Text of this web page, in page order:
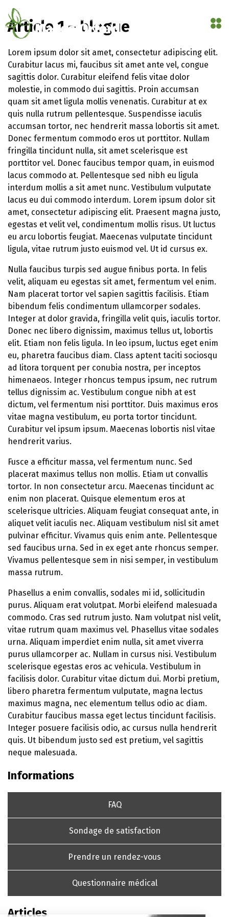
Article 1 – blogue
Lorem ipsum dolor sit amet, consectetur adipiscing elit.
Curabitur lacus mi, faucibus sit amet ante vel, congue
sagittis dolor. Curabitur eleifend felis vitae dolor
molestie, in commodo dui sagittis. Proin accumsan
quam sit amet ligula mollis venenatis. Curabitur at ex
quis nulla rutrum pellentesque. Suspendisse iaculis
accumsan tortor, nec hendrerit massa lobortis sit amet.
Donec fermentum commodo eros ut porttitor. Nullam
fringilla tincidunt nulla, sit amet scelerisque est
porttitor vel. Donec faucibus tempor quam, in euismod
lacus commodo at. Pellentesque sed nibh eu ligula
interdum mollis a sit amet nunc. Vestibulum vulputate
lacus eu dui commodo interdum. Lorem ipsum dolor sit
amet, consectetur adipiscing elit. Praesent magna justo,
egestas et velit vel, condimentum mollis risus. Ut luctus
eu arcu lobortis feugiat. Maecenas vulputate tincidunt
ligula, vitae rutrum justo euismod vel. Ut id cursus ex.
Nulla faucibus turpis sed augue finibus porta. In felis
velit, aliquam eu egestas sit amet, fermentum vel enim.
Nam placerat tortor vel sapien sagittis facilisis. Etiam
bibendum felis condimentum ullamcorper sodales.
Integer at dolor gravida, fringilla velit quis, iaculis tortor.
Donec nec libero dignissim, maximus tellus ut, lobortis
elit. Etiam non felis ligula. In leo ipsum, luctus eget enim
eu, pharetra faucibus diam. Class aptent taciti sociosqu
ad litora torquent per conubia nostra, per inceptos
himenaeos. Integer rhoncus tempus ipsum, nec rutrum
tellus dignissim ac. Vestibulum congue nibh at est
dictum, vel fermentum nisi porttitor. Duis maximus eros
vitae magna vestibulum, eu porta tortor tincidunt.
Curabitur vel ipsum ipsum. Maecenas lobortis nisl vitae
hendrerit varius.
Fusce a efficitur massa, vel fermentum nunc. Sed
placerat maximus tellus non mollis. Etiam ut convallis
tortor. In non consectetur arcu. Maecenas tincidunt ac
enim non placerat. Quisque elementum eros at
scelerisque ultricies. Aliquam feugiat consequat ante, in
aliquet velit iaculis nec. Aliquam vestibulum nisl sit amet
pulvinar efficitur. Vivamus quis enim ante. Pellentesque
sed faucibus urna. Sed in ex eget ante rhoncus semper.
Vivamus pellentesque sem in nisi semper, in vestibulum
massa rutrum.
Phasellus a enim convallis, sodales mi id, sollicitudin
purus. Aliquam erat volutpat. Morbi eleifend malesuada
commodo. Cras sed rutrum justo. Nam volutpat nisl velit,
vitae rutrum quam maximus vel. Phasellus vitae sodales
urna. Aliquam imperdiet enim nulla, sit amet viverra
purus ullamcorper ac. Nullam in cursus nisi. Vestibulum
scelerisque egestas eros ac vehicula. Vestibulum in
facilisis dolor. Curabitur vitae dictum dui. Morbi pretium,
libero pharetra fermentum vulputate, magna lectus
maximus magna, nec elementum tellus odio ac diam.
Curabitur faucibus massa eget lectus tincidunt facilisis.
Integer posuere facilisis odio, ac cursus nulla hendrerit
quis. Ut bibendum justo sed est pretium, vel sagittis
neque malesuada.
Informations
FAQ
Sondage de satisfaction
Prendre un rendez-vous
Questionnaire médical
Articles